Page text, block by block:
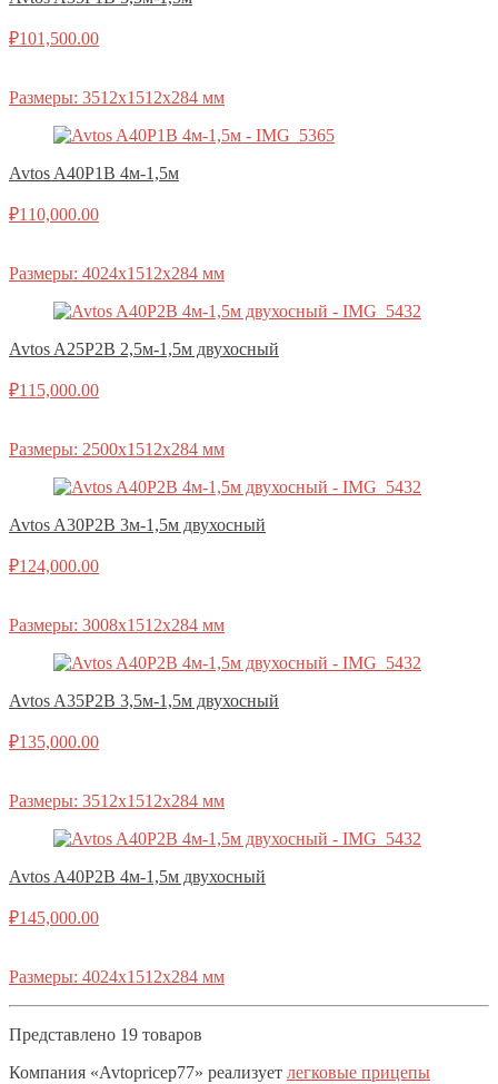
₽101,500.00
Размеры: 3512х1512х284 мм
Avtos A40P1B 4м-1,5м
₽110,000.00
Размеры: 4024х1512х284 мм
Avtos A25P2B 2,5м-1,5м двухосный
₽115,000.00
Размеры: 2500х1512х284 мм
Avtos A30P2B 3м-1,5м двухосный
₽124,000.00
Размеры: 3008х1512х284 мм
Avtos A35P2B 3,5м-1,5м двухосный
₽135,000.00
Размеры: 3512х1512х284 мм
Avtos A40P2B 4м-1,5м двухосный
₽145,000.00
Размеры: 4024х1512х284 мм
Представлено 19 товаров
Компания «Avtopricep77» реализует легковые прицепы